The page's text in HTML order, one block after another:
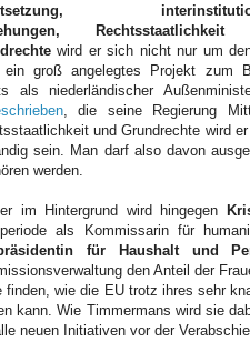
wird er sich nicht nur um
ein groß angelegtes Projekt zum
als niederländischer
, die seine Regierung
und Grundrechte wird
sein. Man darf also davon
werden.
im Hintergrund wird hingegen
als Kommissarin für
für Haushalt und
den Anteil der
finden, wie die EU trotz ihres sehr
kann. Wie Timmermans wird sie
neuen Initiativen vor der